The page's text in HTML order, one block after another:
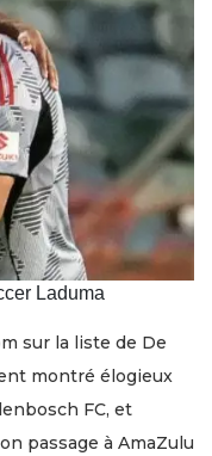
Laduma
sur la liste de De
montré élogieux
FC, et
passage à AmaZulu